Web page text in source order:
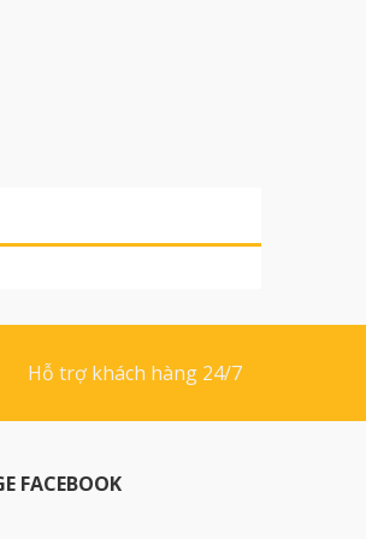
Hỗ trợ khách hàng 24/7
FACEBOOK